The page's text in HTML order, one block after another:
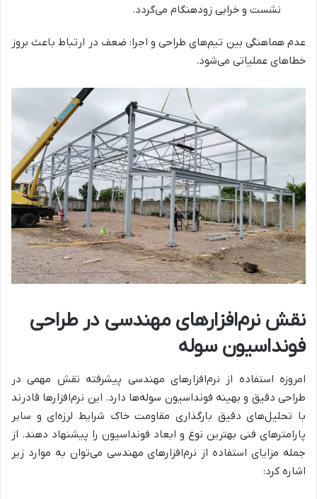
نشست و خرابی زودهنگام می‌گردد.
عدم هماهنگی بین تیم‌های طراحی و اجرا: ضعف در ارتباط باعث بروز
خطاهای عملیاتی می‌شود.
نقش نرم‌افزارهای مهندسی در طراحی
فونداسیون سوله
امروزه استفاده از نرم‌افزارهای مهندسی پیشرفته نقش مهمی در
طراحی دقیق و بهینه فونداسیون سوله‌ها دارد. این نرم‌افزارها قادرند
با تحلیل‌های دقیق بارگذاری مقاومت خاک شرایط لرزه‌ای و سایر
پارامترهای فنی بهترین نوع و ابعاد فونداسیون را پیشنهاد دهند. از
جمله مزایای استفاده از نرم‌افزارهای مهندسی می‌توان به موارد زیر
اشاره کرد: